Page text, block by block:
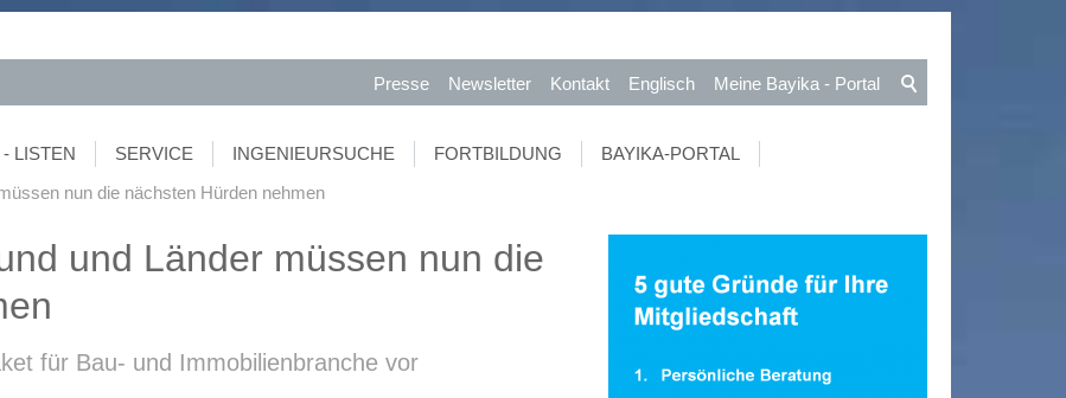
Presse Newsletter Kontakt Englisch Meine Bayika - Portal
LISTEN SERVICE INGENIEURSUCHE FORTBILDUNG
BAYIKA-PORTAL
nun die nächsten Hürden nehmen
und Länder müssen nun die
für Bau- und Immobilienbranche vor